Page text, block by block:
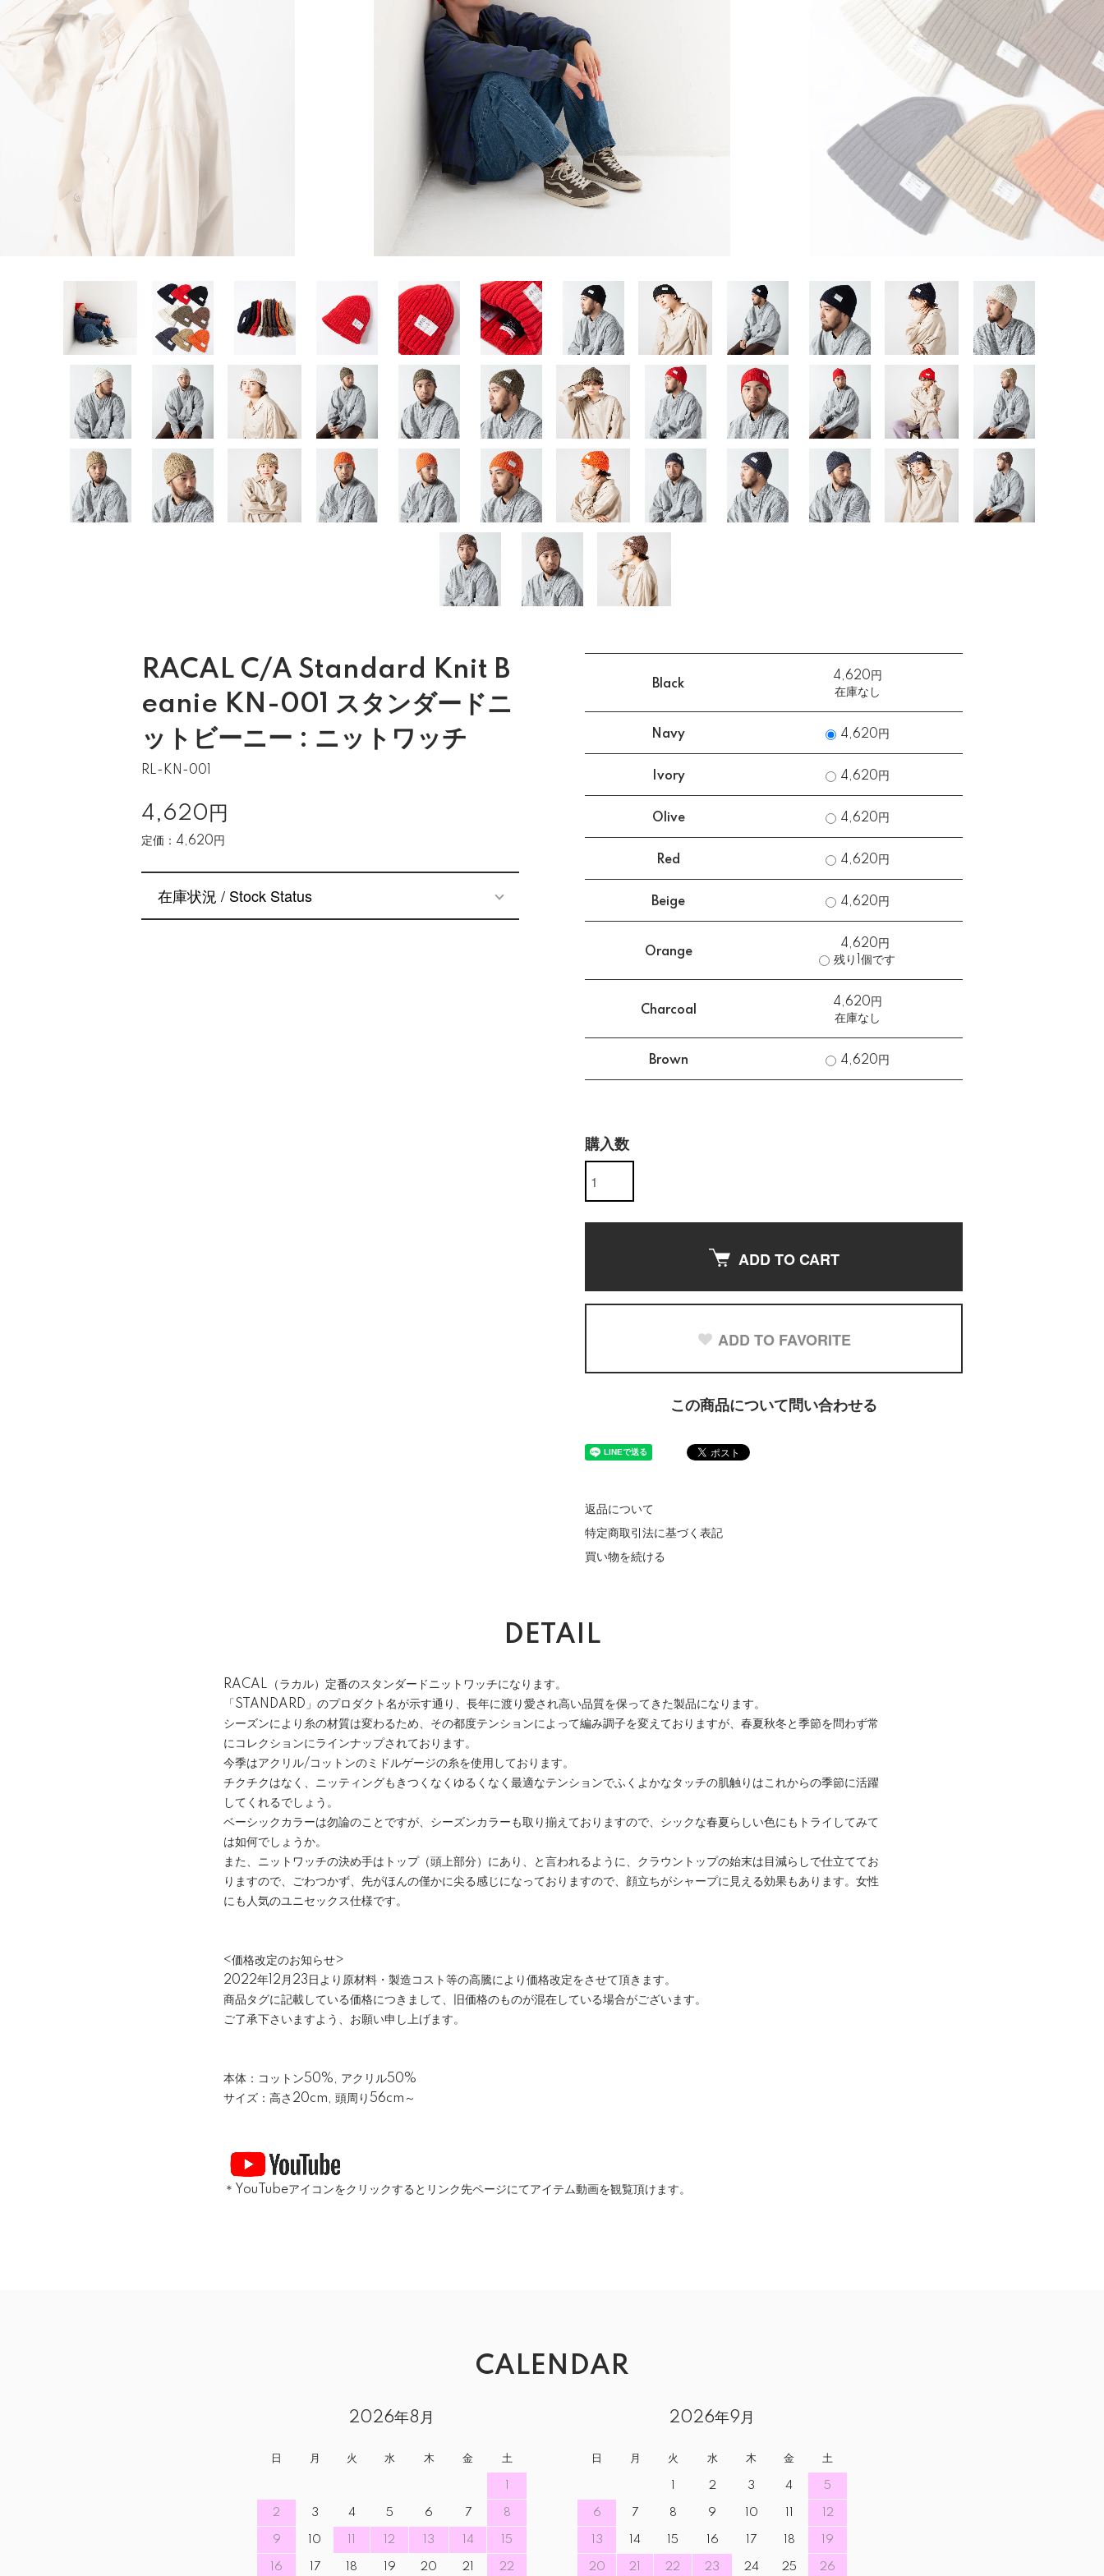
RACAL C/A Standard Knit B
eanie KN-001 スタンダードニ
ットビーニー : ニットワッチ
RL-KN-001
4,620円
定価：4,620円
在庫状況 / Stock Status
Black
4,620円
在庫なし
Navy 4,620円
Ivory 4,620円
Olive 4,620円
Red 4,620円
Beige 4,620円
Orange
4,620円
残り1個です
Charcoal
4,620円
在庫なし
Brown 4,620円
購入数
ADD TO CART
ADD TO FAVORITE
この商品について問い合わせる
返品について
特定商取引法に基づく表記
買い物を続ける
DETAIL
RACAL（ラカル）定番のスタンダードニットワッチになります。
「STANDARD」のプロダクト名が示す通り、長年に渡り愛され高い品質を保ってきた製品になります。
シーズンにより糸の材質は変わるため、その都度テンションによって編み調子を変えておりますが、春夏秋冬と季節を問わず常
にコレクションにラインナップされております。
今季はアクリル/コットンのミドルゲージの糸を使用しております。
チクチクはなく、ニッティングもきつくなくゆるくなく最適なテンションでふくよかなタッチの肌触りはこれからの季節に活躍
してくれるでしょう。
ベーシックカラーは勿論のことですが、シーズンカラーも取り揃えておりますので、シックな春夏らしい色にもトライしてみて
は如何でしょうか。
また、ニットワッチの決め手はトップ（頭上部分）にあり、と言われるように、クラウントップの始末は目減らしで仕立ててお
りますので、ごわつかず、先がほんの僅かに尖る感じになっておりますので、顔立ちがシャープに見える効果もあります。女性
にも人気のユニセックス仕様です。
<価格改定のお知らせ>
2022年12月23日より原材料・製造コスト等の高騰により価格改定をさせて頂きます。
商品タグに記載している価格につきまして、旧価格のものが混在している場合がございます。
ご了承下さいますよう、お願い申し上げます。
本体：コットン50%, アクリル50%
サイズ：高さ20cm, 頭周り56cm～
＊YouTubeアイコンをクリックするとリンク先ページにてアイテム動画を観覧頂けます。
CALENDAR
2026年8月
日 月 火 水 木 金 土
2 3 4 5 6 7 8
9 10 12 13 14 15
16 17 18 19 20 21 22
2026年9月
日 月 火 水 木 金 土
2 3 4 5
6 7 8 9 10 12
13 14 15 16 17 18 19
20 21 22 23 24 25 26